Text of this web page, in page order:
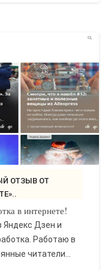
в интернете!
Яндекс Дзен и
Работаю в
читатели...